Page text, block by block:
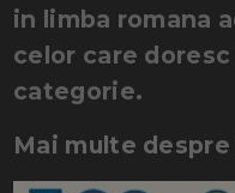
in limba romana
celor care
categorie.
Mai multe despre